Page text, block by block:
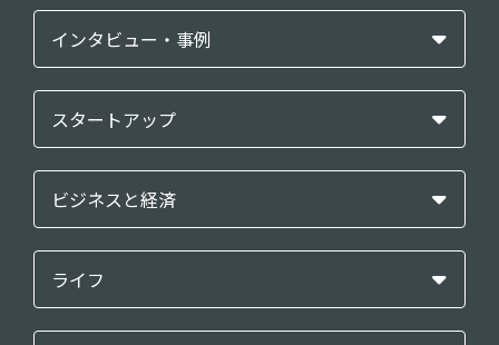
インタビュー・事例
スタートアップ
ビジネスと経済
ライフ